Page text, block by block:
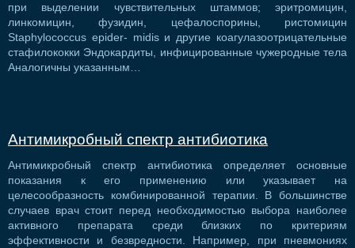
при выделении чувствительных штаммов; эритромицин,
линкомицин, фузидин, цефалоспорины, ристомицин
Staphylococcus epider- midis и другие коагулазоотрицательные
ста­филококки Эндокардиты, инфицированные чужеродные тела
Аналогичны указанным…
Антимикробный спектр антибиотика
Антимикробный спектр антибиотика определяет основные
показания к его применению или указывает на
целесообразность комбинированной терапии. В большинстве
случаев врач стоит перед необходимостью выбора наиболее
активного препарата среди близких по критериям
эффективности и безвредности. Например, при пневмониях